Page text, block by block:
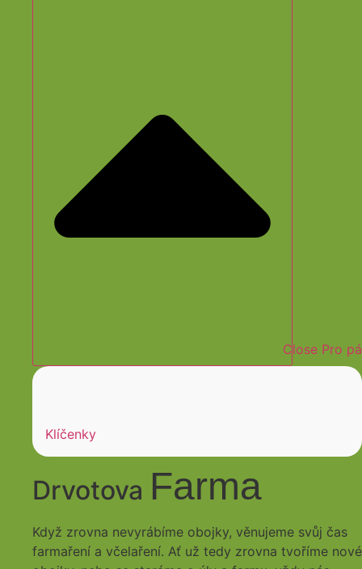
Close Pro
Klíčenky
Drvotova Farma
Když zrovna nevyrábíme obojky, věnujeme svůj čas
farmaření a včelaření. Ať už tedy zrovna tvoříme nové